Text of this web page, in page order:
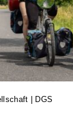
| DGS